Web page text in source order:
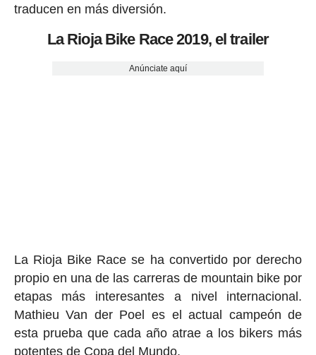
traducen en más diversión.
La Rioja Bike Race 2019, el trailer
Anúnciate aquí
La Rioja Bike Race se ha convertido por derecho
propio en una de las carreras de mountain bike por
etapas más interesantes a nivel internacional.
Mathieu Van der Poel es el actual campeón de
esta prueba que cada año atrae a los bikers más
potentes de Copa del Mundo.